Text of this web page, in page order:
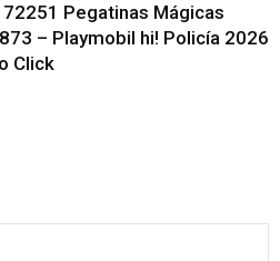
Pegatinas Mágicas
– Playmobil hi! Policía 2026
Click